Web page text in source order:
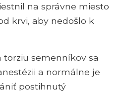
na správne miesto
krvi, aby nedošlo k
torziu semenníkov sa
a normálne je
postihnutý